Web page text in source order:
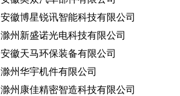
安徽博星锐讯智能科技有限公司
滁州新盛诺光电科技有限公司
安徽天马环保装备有限公司
滁州华宇机件有限公司
滁州康佳精密智造科技有限公司